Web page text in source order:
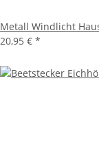
Metall Windlicht
20,95 € *